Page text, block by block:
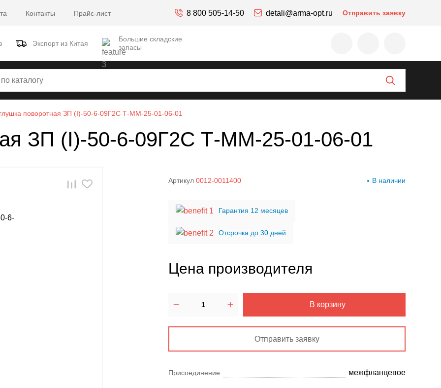
Контакты Прайс-лист 8 800 505-14-50 detali@arma-opt.ru Отправить заявку
Экспорт из Китая
Большие складские
запасы
поворотная ЗП (I)-50-6-09Г2С Т-ММ-25-01-06-01
ЗП (I)-50-6-09Г2С Т-ММ-25-01-06-01
Артикул 0012-0011400 В наличии
Гарантия 12 месяцев
Отсрочка до 30 дней
Цена производителя
В корзину
Отправить заявку
Присоединение межфланцевое